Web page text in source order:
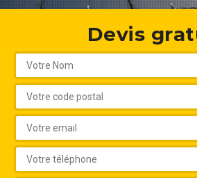
Devis